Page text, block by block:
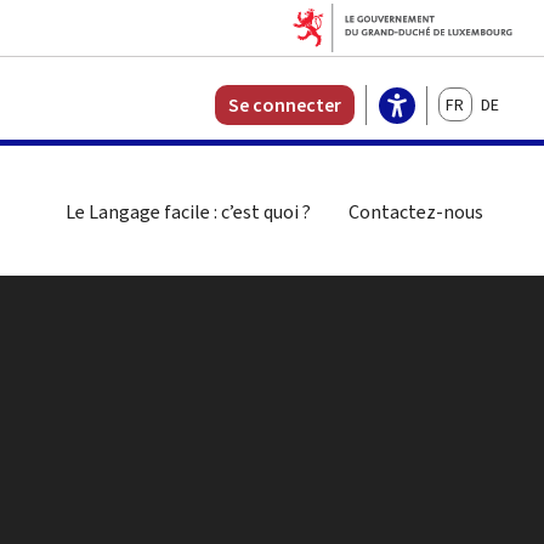
Se connecter FrançaisDeutsch
Le Langage facile : c’est quoi ? Contactez-nous